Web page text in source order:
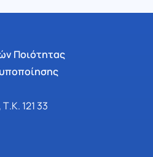
Ποιότητας
121 33